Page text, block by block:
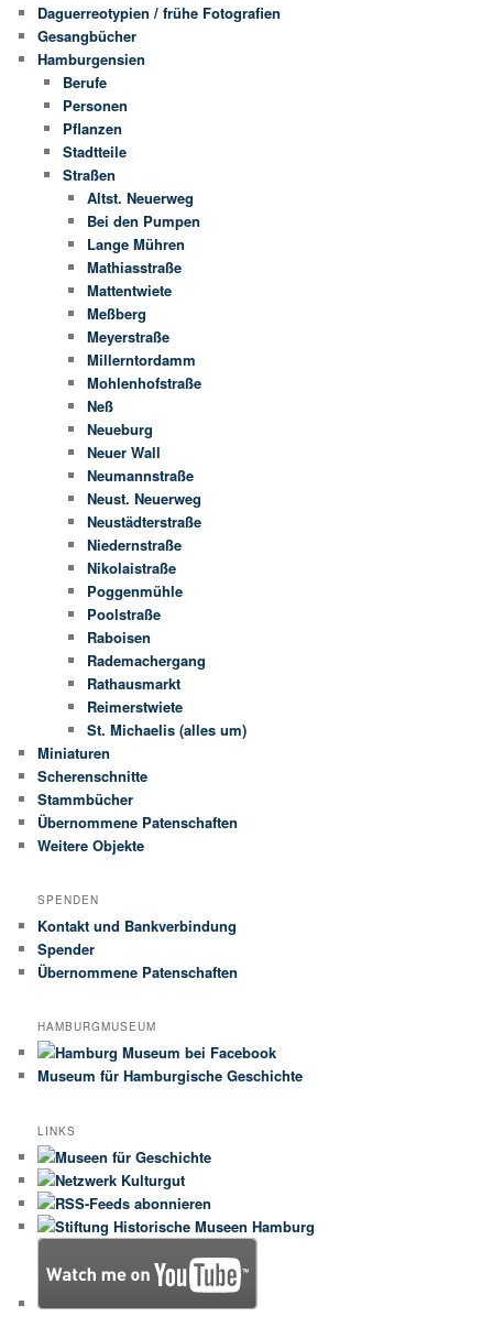
Daguerreotypien / frühe Fotografien
Gesangbücher
Hamburgensien
Berufe
Personen
Pflanzen
Stadtteile
Straßen
Altst. Neuerweg
Bei den Pumpen
Lange Mühren
Mathiasstraße
Mattentwiete
Meßberg
Meyerstraße
Millerntordamm
Mohlenhofstraße
Neß
Neueburg
Neuer Wall
Neumannstraße
Neust. Neuerweg
Neustädterstraße
Niedernstraße
Nikolaistraße
Poggenmühle
Poolstraße
Raboisen
Rademachergang
Rathausmarkt
Reimerstwiete
St. Michaelis (alles um)
Miniaturen
Scherenschnitte
Stammbücher
Übernommene Patenschaften
Weitere Objekte
SPENDEN
Kontakt und Bankverbindung
Spender
Übernommene Patenschaften
HAMBURGMUSEUM
Museum für Hamburgische Geschichte
LINKS